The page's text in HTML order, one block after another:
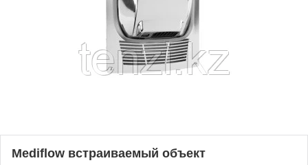
Mediflow встраиваемый объект